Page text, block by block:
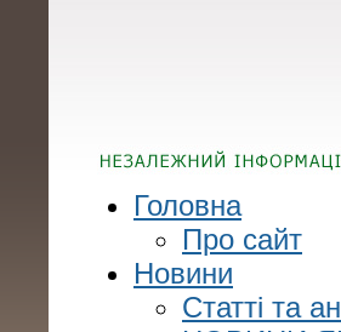
Головна
Про сайт
Новини
Статті та